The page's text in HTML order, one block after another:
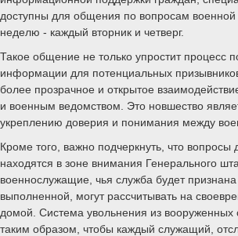
доступны для общения по вопросам
неделю - каждый вторник и четверг.
Такое общение не только упростит процесс
информации для потенциальных
более прозрачное и открытое
и военным ведомством. Это новшество
укреплению доверия и понимания между
Кроме того, важно подчеркнуть, что вопросы
находятся в зоне внимания Генерального
военнослужащие, чья служба будет
выполненной, могут рассчитывать на
домой. Система увольнения из вооруженных
таким образом, чтобы каждый служащий,